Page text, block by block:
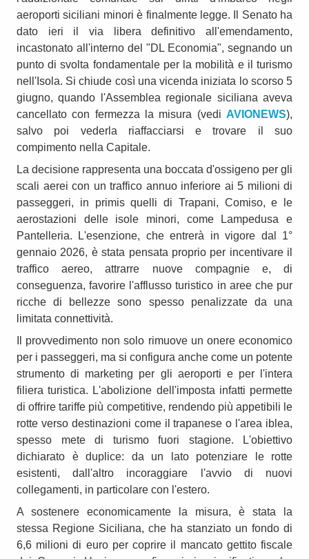
aeroporti siciliani minori è finalmente legge. Il Senato ha
dato ieri il via libera definitivo all'emendamento,
incastonato all'interno del "DL Economia", segnando un
punto di svolta fondamentale per la mobilità e il turismo
nell'Isola. Si chiude così una vicenda iniziata lo scorso 5
giugno, quando l'Assemblea regionale siciliana aveva
cancellato con fermezza la misura (vedi AVIONEWS),
salvo poi vederla riaffacciarsi e trovare il suo
compimento nella Capitale.
La decisione rappresenta una boccata d'ossigeno per gli
scali aerei con un traffico annuo inferiore ai 5 milioni di
passeggeri, in primis quelli di Trapani, Comiso, e le
aerostazioni delle isole minori, come Lampedusa e
Pantelleria. L'esenzione, che entrerà in vigore dal 1°
gennaio 2026, è stata pensata proprio per incentivare il
traffico aereo, attrarre nuove compagnie e, di
conseguenza, favorire l'afflusso turistico in aree che pur
ricche di bellezze sono spesso penalizzate da una
limitata connettività.
Il provvedimento non solo rimuove un onere economico
per i passeggeri, ma si configura anche come un potente
strumento di marketing per gli aeroporti e per l'intera
filiera turistica. L'abolizione dell'imposta infatti permette
di offrire tariffe più competitive, rendendo più appetibili le
rotte verso destinazioni come il trapanese o l'area iblea,
spesso mete di turismo fuori stagione. L'obiettivo
dichiarato è duplice: da un lato potenziare le rotte
esistenti, dall'altro incoraggiare l'avvio di nuovi
collegamenti, in particolare con l'estero.
A sostenere economicamente la misura, è stata la
stessa Regione Siciliana, che ha stanziato un fondo di
6,6 milioni di euro per coprire il mancato gettito fiscale